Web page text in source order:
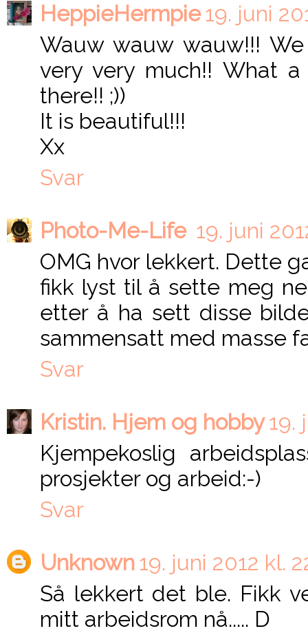
HeppieHermpie19. juni
Wauw wauw wauw!!!
very very much!! What
there!! ;))
It is beautiful!!!
Xx
Svar
Photo-Me-Life 19. juni
OMG hvor lekkert. Dette
fikk lyst til å sette meg
etter å ha sett disse
sammensatt med masse
Svar
Kristin. Hjem og hobby19.
Kjempekoslig
prosjekter og arbeid:-)
Svar
Unknown19. juni 2012 kl.
Så lekkert det ble. Fikk
mitt arbeidsrom nå..... D